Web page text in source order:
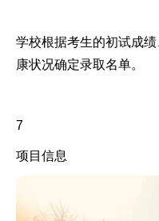
学校根据考生的初试成
康状况确定录取名单。
7
项目信息